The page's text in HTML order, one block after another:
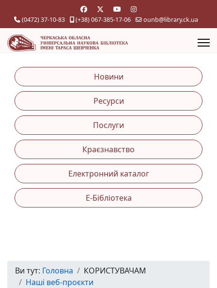
(0472) 37-10-83 (+38) 067-385-17-06 ounb@library.ck.ua
Новини
Ресурси
Послуги
Краєзнавство
Електронний каталог
Е-Бібліотека
Ви тут: Головна
КОРИСТУВАЧАМ
Наші веб-проєкти